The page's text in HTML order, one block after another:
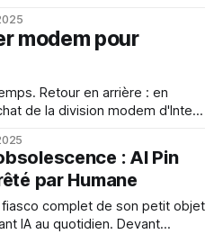
confirme l'arrêt direct du
modem pour
Retour en arrière : en
de la division modem d'Intel.
ingénieurs, et 17 000
des modems sur: AI Pin
par Humane
fiasco complet de son petit objet
IA au quotidien. Devant